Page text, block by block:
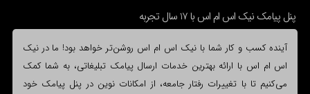
پنل پیامک نیک اس ام اس با 17 سال تجربه
آینده کسب و کار شما با نیک اس ام اس روشن‌تر خواهد بود! ما در نیک
اس ام اس با ارائه بهترین خدمات ارسال پیامک تبلیغاتی، به شما کمک
می‌کنیم تا با تغییرات رفتار جامعه، از امکانات نوین در پنل پیامک خود